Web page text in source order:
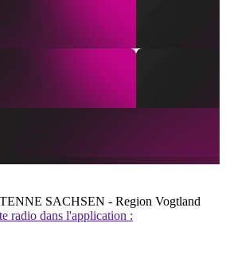
SACHSEN - Region Vogtland
radio dans l'application :